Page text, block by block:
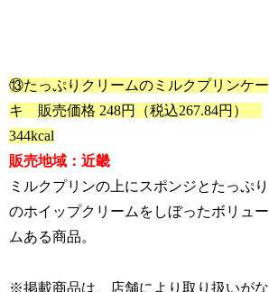
⑬たっぷりクリームのミルクプリンケー
キ 販売価格 248円（税込267.84円）
344kcal
販売地域：近畿
ミルクプリンの上にスポンジとたっぷり
のホイップクリームをしぼったボリュー
ムある商品。
※掲載商品は、店舗により取り扱いがな